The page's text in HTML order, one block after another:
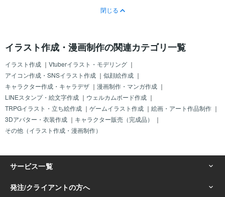
閉じる
イラスト作成・漫画制作の関連カテゴリ一覧
イラスト作成 ｜ Vtuberイラスト・モデリング ｜
アイコン作成・SNSイラスト作成 ｜ 似顔絵作成 ｜
キャラクター作成・キャラデザ ｜ 漫画制作・マンガ作成 ｜
LINEスタンプ・絵文字作成 ｜ ウェルカムボード作成 ｜
TRPGイラスト・立ち絵作成 ｜ ゲームイラスト作成 ｜ 絵画・アート作品制作 ｜
3Dアバター・衣装作成 ｜ キャラクター販売（完成品）
｜
その他（イラスト作成・漫画制作）